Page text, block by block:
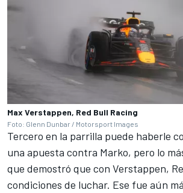
Max Verstappen, Red Bull Racing
Foto: Glenn Dunbar / Motorsport Images
Tercero en la parrilla puede haberle
una apuesta contra Marko, pero lo
que demostró que con Verstappen,
condiciones de luchar. Ese fue aún